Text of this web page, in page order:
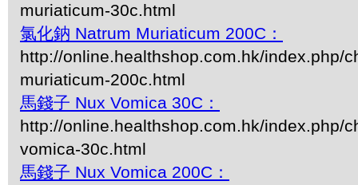
muriaticum-30c.html
氯化鈉 Natrum Muriaticum 200C：
http://online.healthshop.com.hk/index.php/
muriaticum-200c.html
馬錢子 Nux Vomica 30C：
http://online.healthshop.com.hk/index.php/
vomica-30c.html
馬錢子 Nux Vomica 200C：